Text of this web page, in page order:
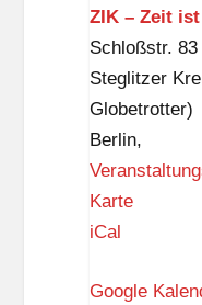
ZIK – Zeit
Schloßstr. 83
Steglitzer
Globetrotter)
Berlin,
KarteZ
–
iCal
Google